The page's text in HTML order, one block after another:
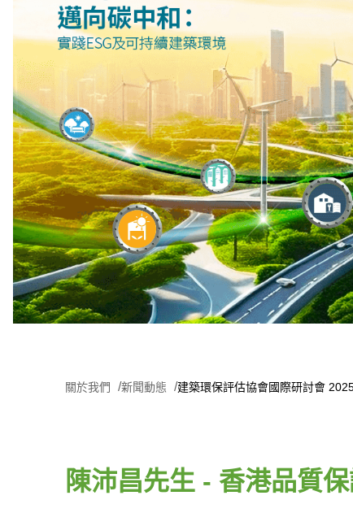
關於我們 新聞動態 建築環保評估協會國際研討會
陳沛昌先生 - 香港品質